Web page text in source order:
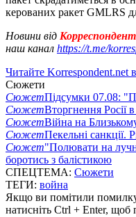
керованих ракет GMLRS
Новини від
наш канал https://t.me/
Читайте Korrespondent.net
Сюжети
СюжетПідсумки 07.08:
СюжетВторгнення Росії
СюжетВійна на
СюжетПекельні
Сюжет"Полювати на
боротись з балістикою
СПЕЦТЕМА: Сюжети
ТЕГИ: война
Якщо ви помітили помилку,
натисніть Ctrl + Enter, щоб